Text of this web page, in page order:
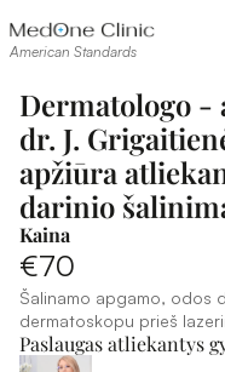
American Standards
Dermatologo -
dr. J.
apžiūra
darinio
Kaina
€70
Šalinamo apgamo, odos
dermatoskopu prieš
Paslaugas atliekantys